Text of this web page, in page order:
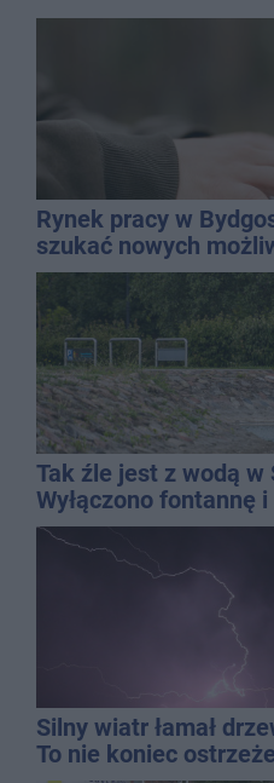
Rynek pracy w
szukać nowych
Tak źle jest z wodą w
Wyłączono fontannę
dolewkę
Silny wiatr łamał
To nie koniec